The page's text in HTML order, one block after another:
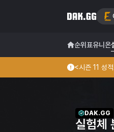
순위표유니온
<시즌 11 성
DAK.GG
실험체